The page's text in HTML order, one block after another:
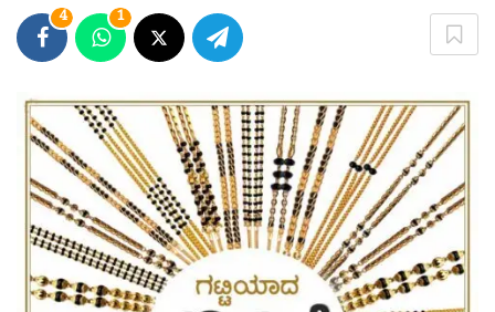
4 1